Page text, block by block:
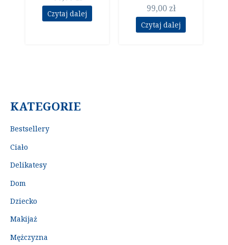
KATEGORIE
Bestsellery
Ciało
Delikatesy
Dom
Dziecko
Makijaż
Mężczyzna
Czytaj dalej 99,00 zł
Czytaj dalej